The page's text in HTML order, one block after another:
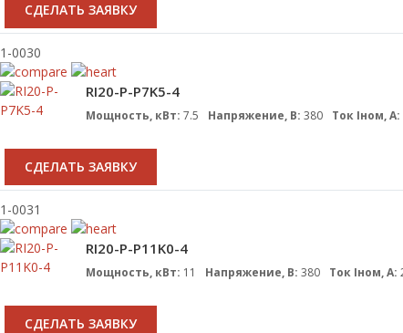
CДЕЛАТЬ ЗАЯВКУ
1-0030
RI20-P-P7K5-4
Мощность, кВт: 7.5 Напряжение, В: 380 Ток Iном, А:
CДЕЛАТЬ ЗАЯВКУ
1-0031
RI20-P-P11K0-4
Мощность, кВт: 11 Напряжение, В: 380 Ток Iном, А:
CДЕЛАТЬ ЗАЯВКУ